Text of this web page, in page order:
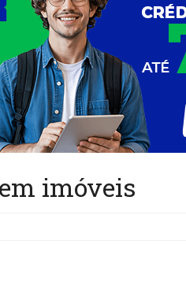
imóveis